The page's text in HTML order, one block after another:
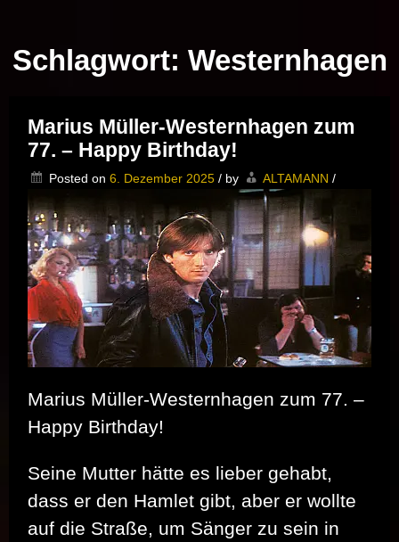
Schlagwort: Westernhagen
Marius Müller-Westernhagen zum
77. – Happy Birthday!
Posted on 6. Dezember 2025 / by ALTAMANN /
Marius Müller-Westernhagen zum 77. –
Happy Birthday!
Seine Mutter hätte es lieber gehabt,
dass er den Hamlet gibt, aber er wollte
auf die Straße, um Sänger zu sein in